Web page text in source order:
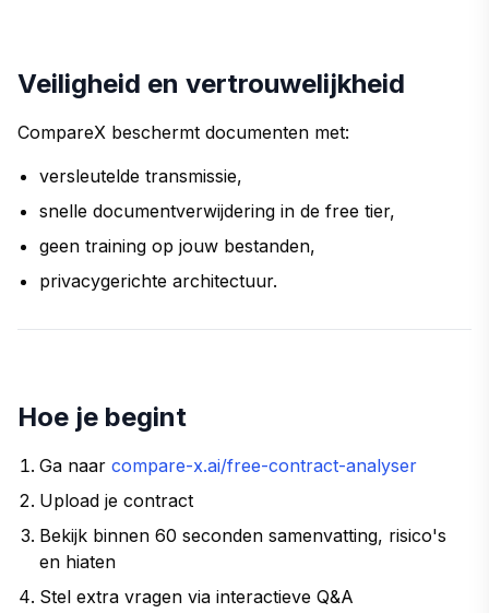
Veiligheid en vertrouwelijkheid
CompareX beschermt documenten met:
versleutelde transmissie,
snelle documentverwijdering in de free tier,
geen training op jouw bestanden,
privacygerichte architectuur.
Hoe je begint
Ga naar compare-x.ai/free-contract-analyser
Upload je contract
Bekijk binnen 60 seconden samenvatting, risico's
en hiaten
Stel extra vragen via interactieve Q&A